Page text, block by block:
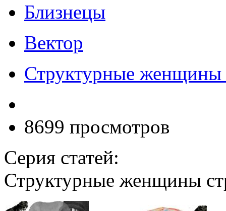
Близнецы
Вектор
Структурные женщины
8699 просмотров
Серия статей:
Структурные женщины